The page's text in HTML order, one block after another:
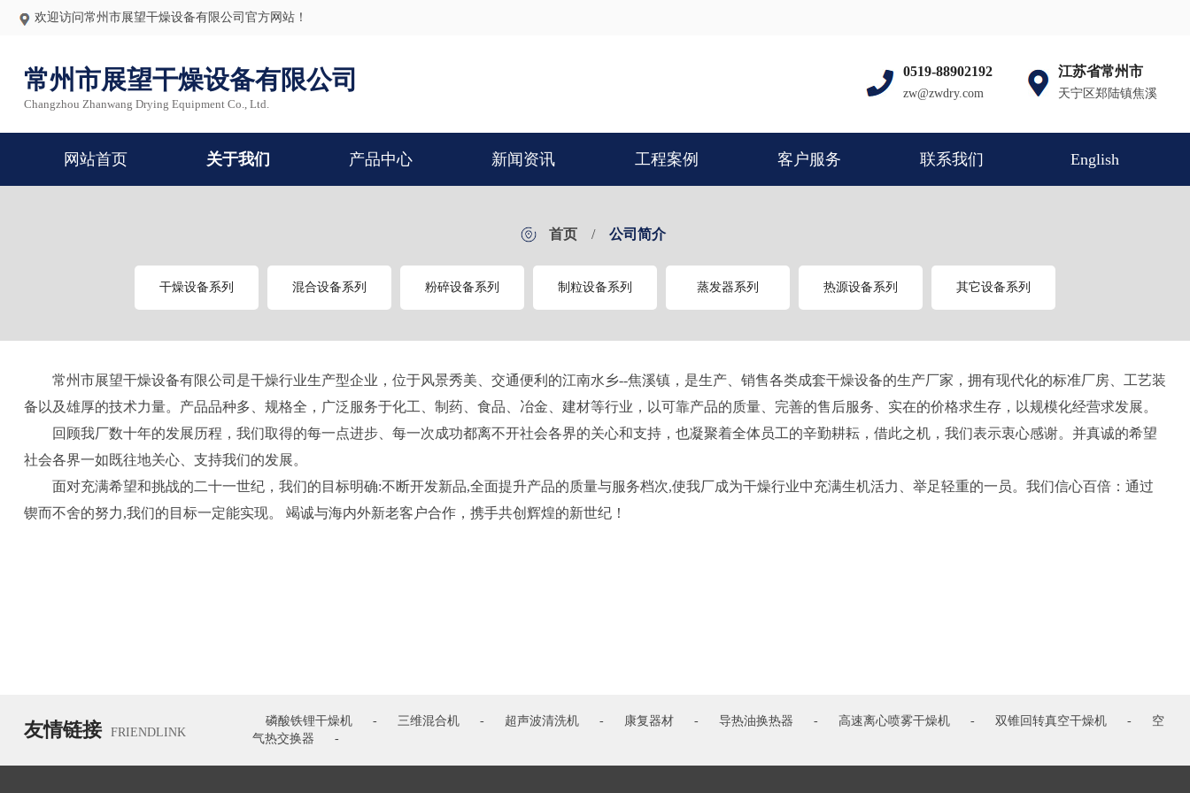
欢迎访问常州市展望干燥设备有限公司官方网站！
常州市展望干燥设备有限公司
Changzhou Zhanwang Drying Equipment Co., Ltd.
江苏省常州市
天宁区郑陆镇焦溪
0519-88902192
zw@zwdry.com
网站首页 关于我们 产品中心 新闻资讯 工程案例 客户服务 联系我们 English
首页 / 公司简介
干燥设备系列 混合设备系列 粉碎设备系列 制粒设备系列 蒸发器系列 热源设备系列 其它设备系列
常州市展望干燥设备有限公司是干燥行业生产型企业，位于风景秀美、交通便利的江南水乡--焦溪镇，是生产、销售各类成套干燥设备的生产厂家，拥有现代化的标准厂房、工艺装
备以及雄厚的技术力量。产品品种多、规格全，广泛服务于化工、制药、食品、冶金、建材等行业，以可靠产品的质量、完善的售后服务、实在的价格求生存，以规模化经营求发展。
回顾我厂数十年的发展历程，我们取得的每一点进步、每一次成功都离不开社会各界的关心和支持，也凝聚着全体员工的辛勤耕耘，借此之机，我们表示衷心感谢。并真诚的希望
社会各界一如既往地关心、支持我们的发展。
面对充满希望和挑战的二十一世纪，我们的目标明确:不断开发新品,全面提升产品的质量与服务档次,使我厂成为干燥行业中充满生机活力、举足轻重的一员。我们信心百倍：通过
锲而不舍的努力,我们的目标一定能实现。 竭诚与海内外新老客户合作，携手共创辉煌的新世纪！
友情链接 FRIENDLINK
磷酸铁锂干燥机 - 三维混合机 - 超声波清洗机 - 康复器材 - 导热油换热器 - 高速离心喷雾干燥机 - 双锥回转真空干燥机 -
空
气热交换器
-